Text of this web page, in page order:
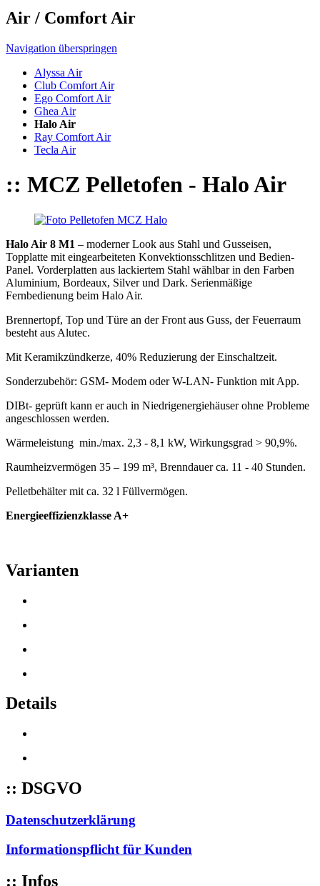
Air / Comfort Air
Navigation überspringen
Alyssa Air
Club Comfort Air
Ego Comfort Air
Ghea Air
Halo Air
Ray Comfort Air
Tecla Air
:: MCZ Pelletofen - Halo Air
Halo Air 8 M1 – moderner Look aus Stahl und Gusseisen,
Topplatte mit eingearbeiteten Konvektionsschlitzen und Bedien-
Panel. Vorderplatten aus lackiertem Stahl wählbar in den Farben
Aluminium, Bordeaux, Silver und Dark. Serienmäßige
Fernbedienung beim Halo Air.
Brennertopf, Top und Türe an der Front aus Guss, der Feuerraum
besteht aus Alutec.
Mit Keramikzündkerze, 40% Reduzierung der Einschaltzeit.
Sonderzubehör: GSM- Modem oder W-LAN- Funktion mit App.
DIBt- geprüft kann er auch in Niedrigenergiehäuser ohne Probleme
angeschlossen werden.
Wärmeleistung min./max. 2,3 - 8,1 kW, Wirkungsgrad > 90,9%.
Raumheizvermögen 35 – 199 m³, Brenndauer ca. 11 - 40 Stunden.
Pelletbehälter mit ca. 32 l Füllvermögen.
Energieeffizienzklasse A+
Varianten
Details
:: DSGVO
Datenschutzerklärung
Informationspflicht für Kunden
:: Infos